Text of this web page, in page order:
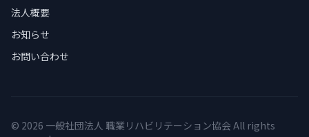
法人概要
お知らせ
お問い合わせ
© 2026 一般社団法人 職業リハビリテーション協会 All rights